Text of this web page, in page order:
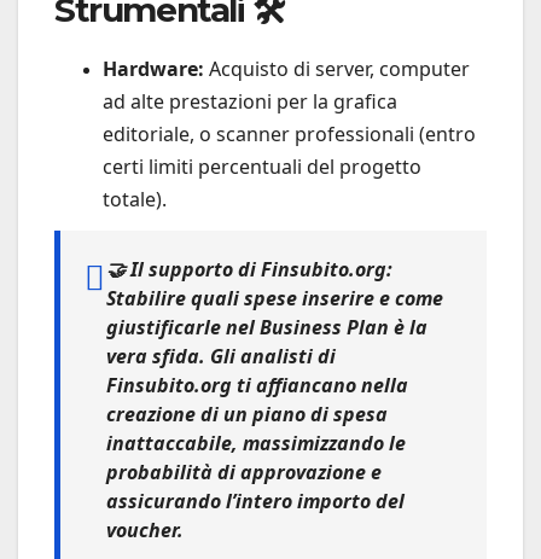
Strumentali 🛠️
Hardware: Acquisto di server, computer
ad alte prestazioni per la grafica
editoriale, o scanner professionali (entro
certi limiti percentuali del progetto
totale).
🤝Il supporto di Finsubito.org:
Stabilire quali spese inserire e come
giustificarle nel Business Plan è la
vera sfida. Gli analisti di
Finsubito.orgti affiancano nella
creazione di un piano di spesa
inattaccabile, massimizzando le
probabilità di approvazione e
assicurando l’intero importo del
voucher.